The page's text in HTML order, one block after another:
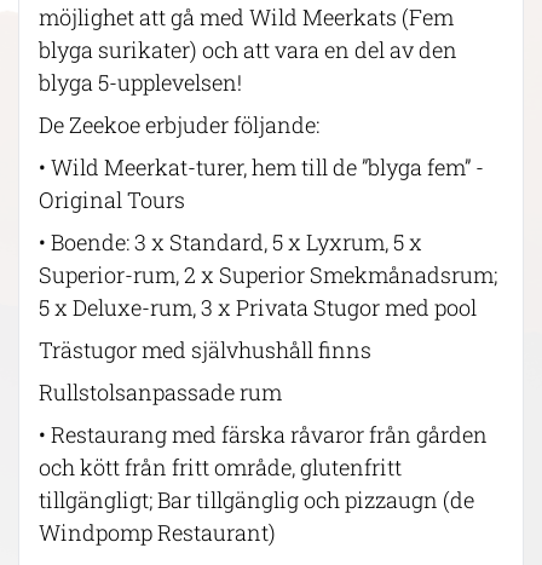
möjlighet att gå med Wild Meerkats (Fem
blyga surikater) och att vara en del av den
blyga 5-upplevelsen!
De Zeekoe erbjuder följande:
• Wild Meerkat-turer, hem till de ”blyga fem” -
Original Tours
• Boende: 3 x Standard, 5 x Lyxrum, 5 x
Superior-rum, 2 x Superior Smekmånadsrum;
5 x Deluxe-rum, 3 x Privata Stugor med pool
Trästugor med självhushåll finns
Rullstolsanpassade rum
• Restaurang med färska råvaror från gården
och kött från fritt område, glutenfritt
tillgängligt; Bar tillgänglig och pizzaugn (de
Windpomp Restaurant)